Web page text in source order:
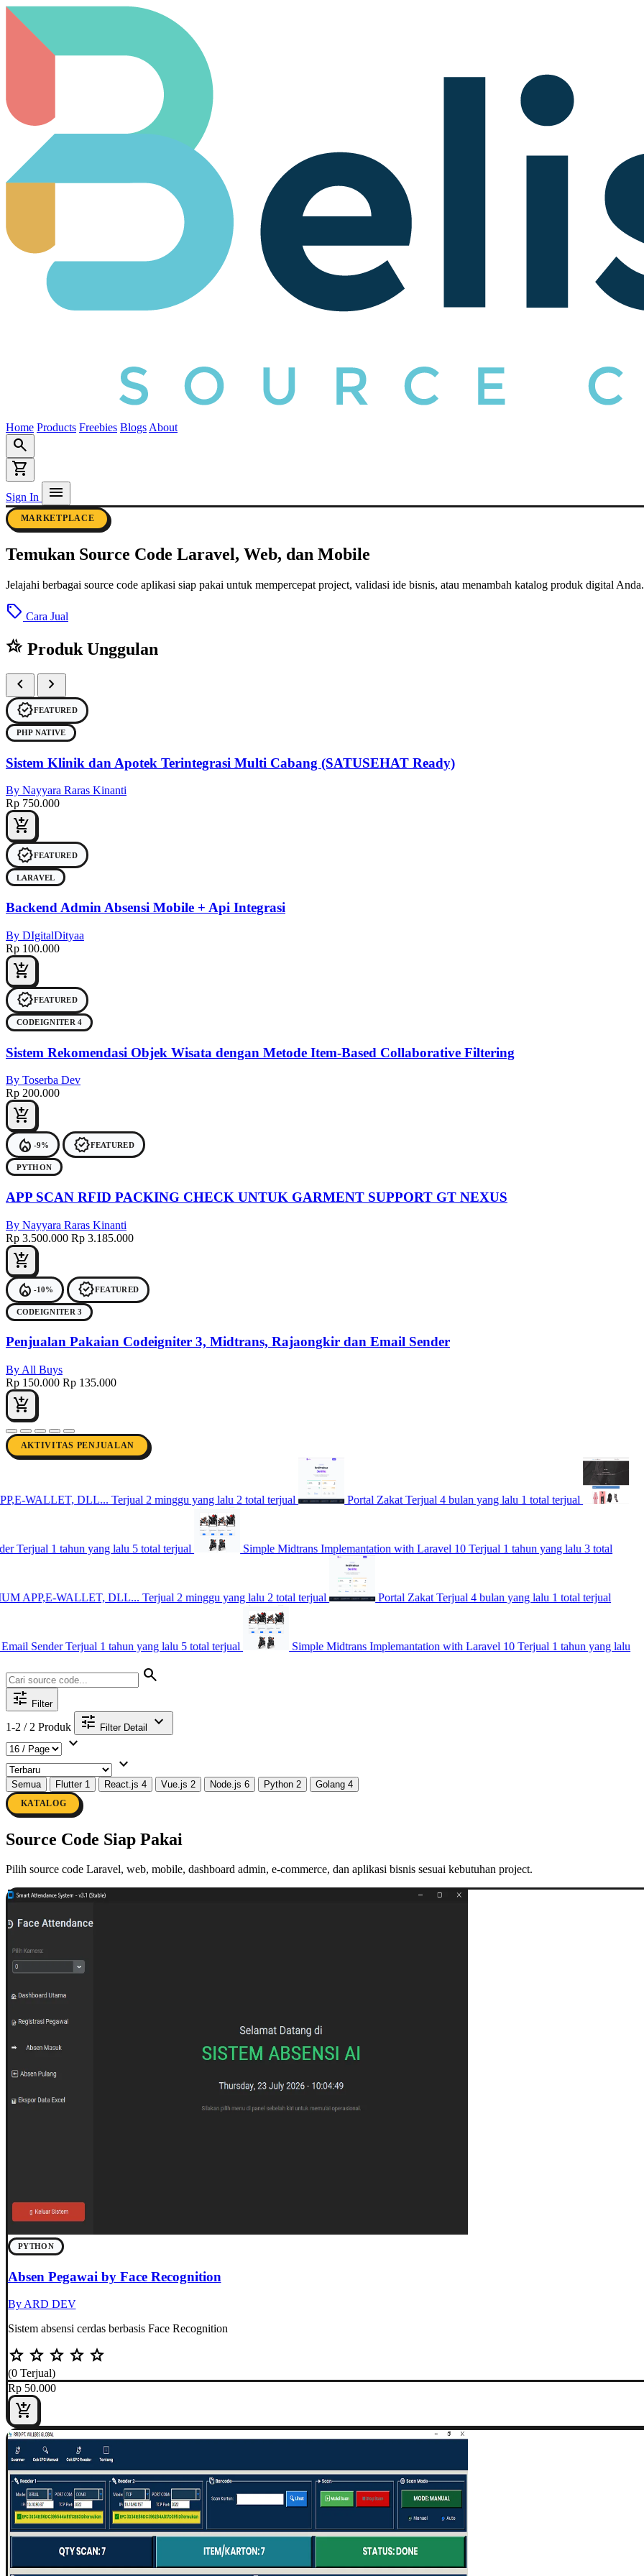
Home Products Freebies Blogs About
search
shopping_cart
Sign In menu
MARKETPLACE
Temukan Source Code Laravel, Web, dan Mobile
Jelajahi berbagai source code aplikasi siap pakai untuk mempercepat project, validasi ide bisnis, atau menambah katalog produk digital Anda.
sell Cara Jual
hotel_class Produk Unggulan
chevron_left
chevron_right
verifiedFEATURED
PHP NATIVE
Sistem Klinik dan Apotek Terintegrasi Multi Cabang (SATUSEHAT Ready)
By Nayyara Raras Kinanti
Rp 750.000
add_shopping_cart
verifiedFEATURED
LARAVEL
Backend Admin Absensi Mobile + Api Integrasi
By DIgitalDityaa
Rp 100.000
add_shopping_cart
verifiedFEATURED
CODEIGNITER 4
Sistem Rekomendasi Objek Wisata dengan Metode Item-Based Collaborative Filtering
By Toserba Dev
Rp 200.000
add_shopping_cart
local_fire_department -9% verifiedFEATURED
PYTHON
APP SCAN RFID PACKING CHECK UNTUK GARMENT SUPPORT GT NEXUS
By Nayyara Raras Kinanti
Rp 3.500.000 Rp 3.185.000
add_shopping_cart
local_fire_department -10% verifiedFEATURED
CODEIGNITER 3
Penjualan Pakaian Codeigniter 3, Midtrans, Rajaongkir dan Email Sender
By All Buys
Rp 150.000 Rp 135.000
add_shopping_cart
AKTIVITAS PENJUALAN
DLL... Terjual 2 minggu yang lalu2 total terjual Portal ZakatTerjual 4 bulan yang lalu1 total terjual
1 tahun yang lalu5 total terjual Simple Midtrans Implemantation with Laravel 10Terjual 1 tahun yang lalu3 total
WALLET, DLL... Terjual 2 minggu yang lalu2 total terjual Portal ZakatTerjual 4 bulan yang lalu1 total terjual
Terjual 1 tahun yang lalu5 total terjual Simple Midtrans Implemantation with Laravel 10Terjual 1 tahun yang lalu
search
tune Filter
1-2 / 2 Produk tune Filter Detail
expand_more
expand_more
expand_more
Semua Flutter 1 React.js 4 Vue.js 2 Node.js 6 Python 2 Golang 4
KATALOG
Source Code Siap Pakai
Pilih source code Laravel, web, mobile, dashboard admin, e-commerce, dan aplikasi bisnis sesuai kebutuhan project.
PYTHON
Absen Pegawai by Face Recognition
By ARD DEV
Sistem absensi cerdas berbasis Face Recognition
star star star star star
(0 Terjual)
Rp 50.000
add_shopping_cart